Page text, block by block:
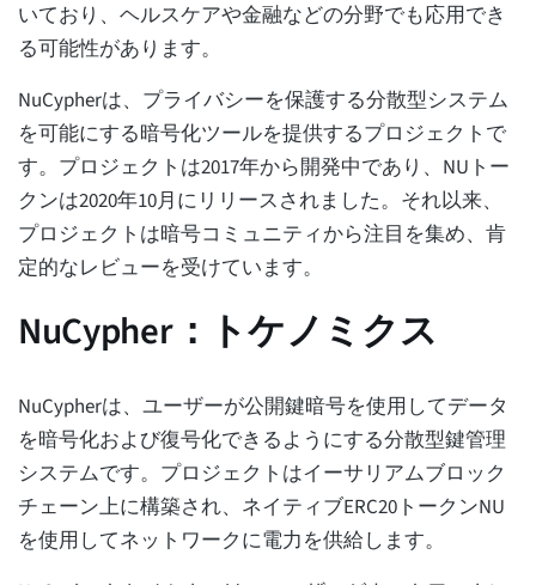
いており、ヘルスケアや金融などの分野でも応用でき
る可能性があります。
NuCypherは、プライバシーを保護する分散型システム
を可能にする暗号化ツールを提供するプロジェクトで
す。プロジェクトは2017年から開発中であり、NUトー
クンは2020年10月にリリースされました。それ以来、
プロジェクトは暗号コミュニティから注目を集め、肯
定的なレビューを受けています。
NuCypher：トケノミクス
NuCypherは、ユーザーが公開鍵暗号を使用してデータ
を暗号化および復号化できるようにする分散型鍵管理
システムです。プロジェクトはイーサリアムブロック
チェーン上に構築され、ネイティブERC20トークンNU
を使用してネットワークに電力を供給します。